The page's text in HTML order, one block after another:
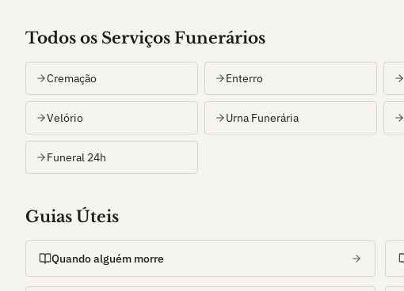
Todos os Serviços Funerários
Cremação Enterro
Velório Urna Funerária
Funeral 24h
Guias Úteis
Quando alguém morre